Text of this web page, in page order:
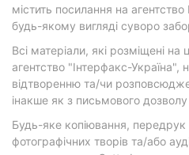
містить посилання на
будь-якому вигляді суворо
Всі матеріали, які розміщені
агентство "Інтерфакс-
відтворенню та/чи
інакше як з письмового дозволу
Будь-яке копіювання, передрук
фотографічних творів та/або